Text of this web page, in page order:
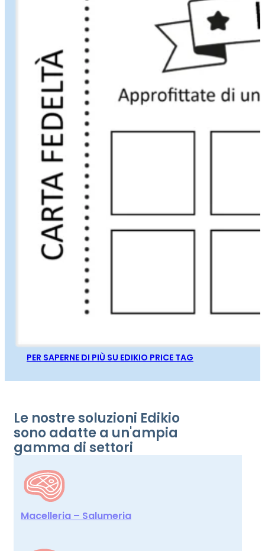
PER SAPERNE DI PIÙ SU EDIKIO PRICE TAG
Le nostre soluzioni Edikio
sono adatte a un'ampia
gamma di settori
Macelleria – Salumeria